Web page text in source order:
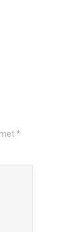
*